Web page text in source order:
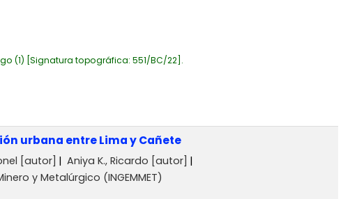
(1) Signatura topográfica: 551/BC/22 .
urbana entre Lima y Cañete
[autor] Aniya K., Ricardo [autor]
y Metalúrgico (INGEMMET)